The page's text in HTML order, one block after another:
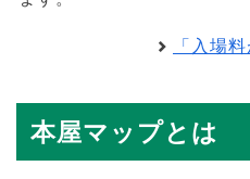
「入場
本屋マップとは